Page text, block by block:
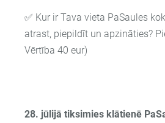
✅ Kur ir Tava vieta PaSaules
atrast, piepildīt un apzināties?
Vērtība 40 eur)
28. jūlijā tiksimies klātienē